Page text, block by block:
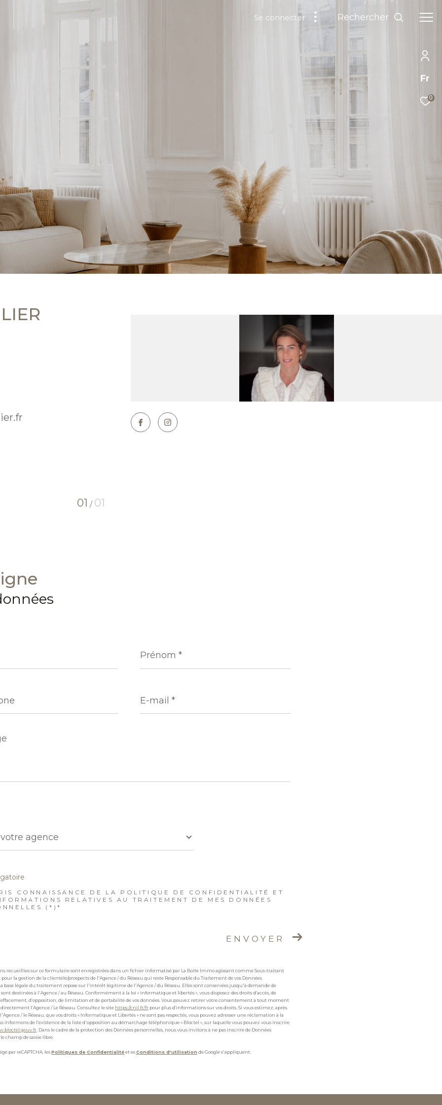
Fr
0
Se connecter Rechercher
01 / 01
*
mail
*
agence
CONNAISSANCE DE LA POLITIQUE DE CONFIDENTIALITÉ ET
RELATIVES AU TRAITEMENT DE MES DONNÉES
(*)*
ENVOYER
recueillies sur ce formulaire sont enregistrées dans un fichier informatisé par La Boite Immo agissant comme Sous-traitant
la gestion de la clientèle/prospects de l'Agence / du Réseau qui reste Responsable du Traitement de vos Données
base légale du traitement repose sur l'intérêt légitime de l'Agence / du Réseau. Elles sont conservées jusqu'à demande de
destinées à l'Agence / au Réseau. Conformément à la loi « informatique et libertés », vous disposez des droits d’accès, de
d’opposition, de limitation et de portabilité de vos données. Vous pouvez retirer votre consentement à tout moment
l’Agence / Le Réseau. Consultez le site https://cnil.fr/fr pour plus d’informations sur vos droits. Si vous estimez, après
/ le Réseau, que vos droits « Informatique et Libertés » ne sont pas respectés, vous pouvez adresser une réclamation à la
informons de l’existence de la liste d'opposition au démarchage téléphonique « Bloctel », sur laquelle vous pouvez vous inscrire
. Dans le cadre de la protection des Données personnelles, nous vous invitons à ne pas inscrire de Données
champ de saisie libre.
par reCAPTCHA, lesPolitiques de Confidentialitéet esConditions d'utilisation de Google s'appliquent.